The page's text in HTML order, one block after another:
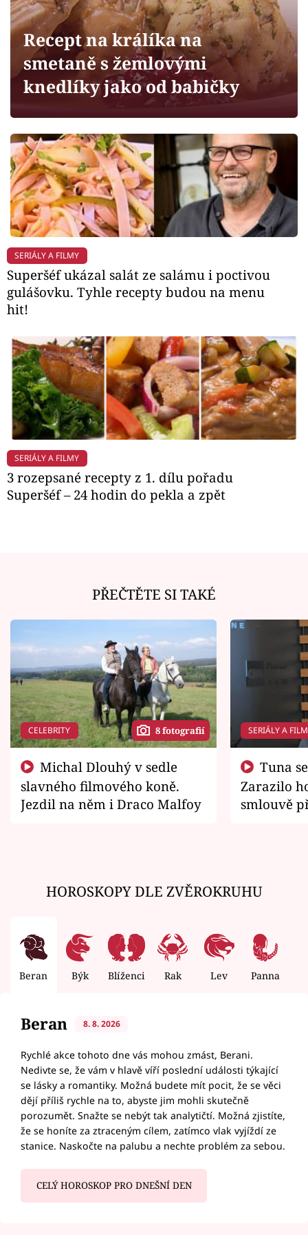
Sledujte prima+
Filmový festival Karlovy Vary
Mámy sobě
Přihlášení
Sledujte nás
Recept na králíka na
smetaně s žemlovými
knedlíky jako od babičky
SERIÁLY A FILMY
Superšéf ukázal salát ze salámu i poctivou
gulášovku. Tyhle recepty budou na menu
hit!
SERIÁLY A FILMY
3 rozepsané recepty z 1. dílu pořadu
Superšéf – 24 hodin do pekla a zpět
PŘEČTĚTE SI TAKÉ
CELEBRITY 8 fotografií
slavného filmového koně.
Jezdil na něm i Draco Malfoy
SERIÁLY A
Zarazilo
smlouvě
HOROSKOPY DLE ZVĚROKRUHU
Beran Býk Blíženci Rak Lev Panna
Beran 8. 8. 2026
Rychlé akce tohoto dne vás mohou zmást, Berani.
Nedivte se, že vám v hlavě víří poslední události týkající
se lásky a romantiky. Možná budete mít pocit, že se věci
dějí příliš rychle na to, abyste jim mohli skutečně
porozumět. Snažte se nebýt tak analytičtí. Možná zjistíte,
že se honíte za ztraceným cílem, zatímco vlak vyjíždí ze
stanice. Naskočte na palubu a nechte problém za sebou.
CELÝ HOROSKOP PRO DNEŠNÍ DEN